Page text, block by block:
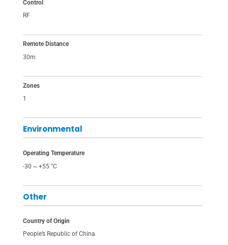
Control
RF
Remote Distance
30m
Zones
1
Environmental
Operating Temperature
-30 ~ +55 °C
Other
Country of Origin
People’s Republic of China